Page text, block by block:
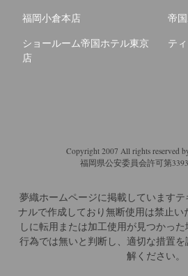
福岡小倉本店
帝
ショールーム帝国ホテル東京
店
テ
Copyright 2007 All rights reserved
福岡県公安委員会許可第
夢織ホームページに掲載しています
ナルで作成しており無断使用は禁止い
しに転用または加工使用が見つかっ
行為では無いと判断し、適切な措置
解ください。